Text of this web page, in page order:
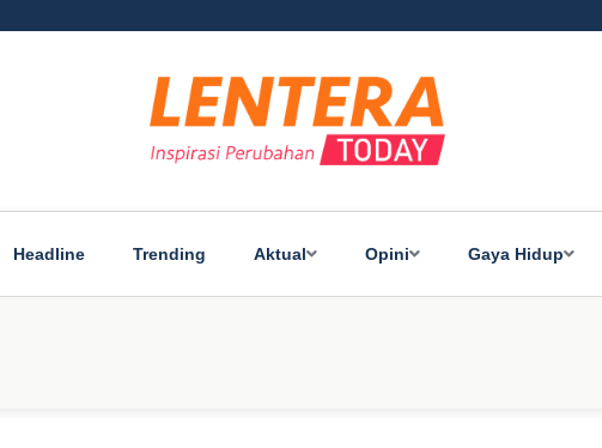
Headline Trending Aktual Opini Gaya Hidup